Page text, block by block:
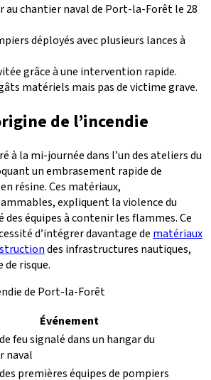
au chantier naval de Port-la-Forêt le 28
déployés avec plusieurs lances à
grâce à une intervention rapide.
matériels mais pas de victime grave.
de l’incendie
à la mi-journée dans l’un des ateliers du
un embrasement rapide de
résine. Ces matériaux,
expliquent la violence du
équipes à contenir les flammes. Ce
d’intégrer davantage dematériaux
des infrastructures nautiques,
risque.
de Port-la-Forêt
Événement
feu signalé dans un hangar du
naval
premières équipes de pompiers